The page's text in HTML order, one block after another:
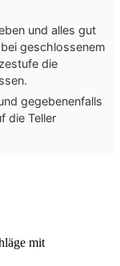
und alles gut
geschlossenem
die
gegebenenfalls
die Teller
mit